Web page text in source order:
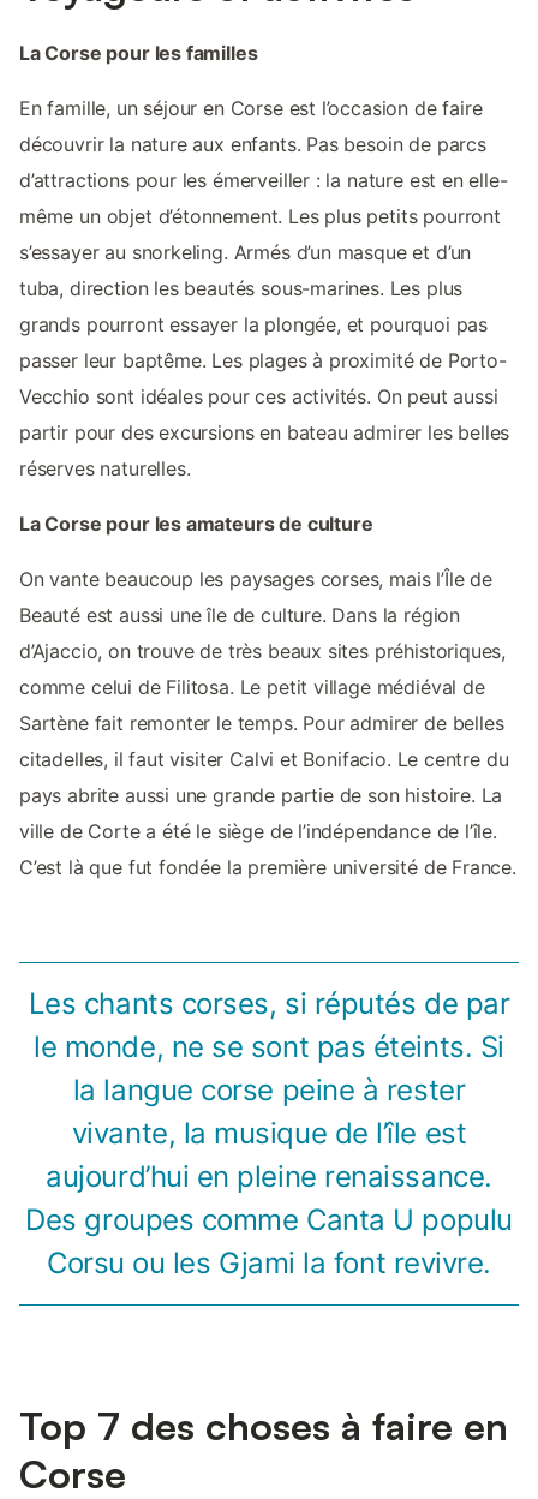
La Corse pour les familles
En famille, un séjour en Corse est l’occasion de faire
découvrir la nature aux enfants. Pas besoin de parcs
d’attractions pour les émerveiller : la nature est en elle-
même un objet d’étonnement. Les plus petits pourront
s’essayer au snorkeling. Armés d’un masque et d’un
tuba, direction les beautés sous-marines. Les plus
grands pourront essayer la plongée, et pourquoi pas
passer leur baptême. Les plages à proximité de Porto-
Vecchio sont idéales pour ces activités. On peut aussi
partir pour des excursions en bateau admirer les belles
réserves naturelles.
La Corse pour les amateurs de culture
On vante beaucoup les paysages corses, mais l’Île de
Beauté est aussi une île de culture. Dans la région
d’Ajaccio, on trouve de très beaux sites préhistoriques,
comme celui de Filitosa. Le petit village médiéval de
Sartène fait remonter le temps. Pour admirer de belles
citadelles, il faut visiter Calvi et Bonifacio. Le centre du
pays abrite aussi une grande partie de son histoire. La
ville de Corte a été le siège de l’indépendance de l’île.
C’est là que fut fondée la première université de France.
Les chants corses, si réputés de par
le monde, ne se sont pas éteints. Si
la langue corse peine à rester
vivante, la musique de l’île est
aujourd’hui en pleine renaissance.
Des groupes comme Canta U populu
Corsu ou les Gjami la font revivre.
Top 7 des choses à faire en
Corse